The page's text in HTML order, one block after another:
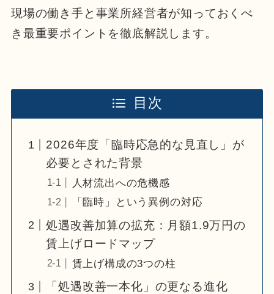
現場の働き手と事業所経営者が知っておくべ
き最重要ポイントを徹底解説します。
目次
2026年度「臨時応急的な見直し」が
必要とされた背景
人材流出への危機感
「臨時」という異例の対応
処遇改善加算の拡充：月額1.9万円の
賃上げロードマップ
賃上げ構成の3つの柱
「処遇改善一本化」の更なる進化